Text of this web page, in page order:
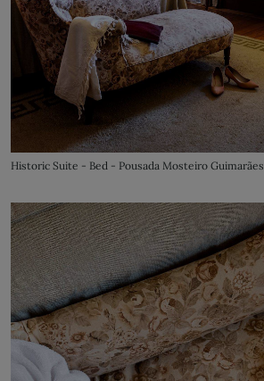
Historic Suite - Bed - Pousada Mosteiro Guimarães